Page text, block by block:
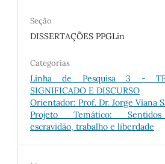
Seção
DISSERTAÇÕES PPGLin
Categorias
Linha de Pesquisa 3 -
SIGNIFICADO E DISCURSO
Orientador: Prof. Dr. Jorge Viana
Projeto Temático:
escravidão, trabalho e liberdade